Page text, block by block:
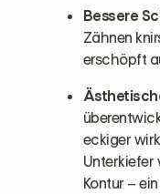
Bessere
Zähnen
erschöpft
eckiger
Unterkiefer
Kontur –